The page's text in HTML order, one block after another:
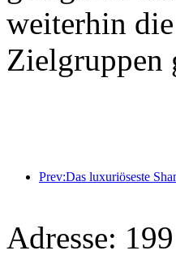
weiterhin
Zielgruppen
Adresse: